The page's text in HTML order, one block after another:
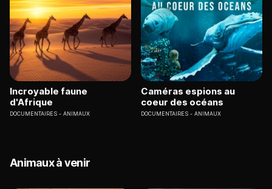
Incroyable faune
d'Afrique
DOCUMENTAIRES ANIMAUX
Caméras espions au
coeur des océans
DOCUMENTAIRES ANIMAUX
Animaux à venir